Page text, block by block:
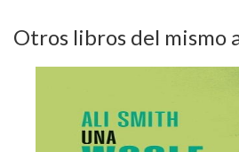
Otros libros del mismo